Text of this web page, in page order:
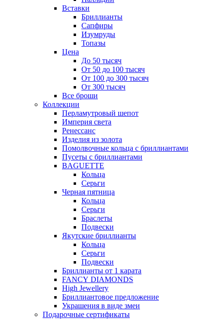
Вставки
Бриллианты
Сапфиры
Изумруды
Топазы
Цена
До 50 тысяч
От 50 до 100 тысяч
От 100 до 300 тысяч
От 300 тысяч
Все броши
Коллекции
Перламутровый шепот
Империя света
Ренессанс
Изделия из золота
Помолвочные кольца с бриллиантами
Пусеты с бриллиантами
BAGUETTE
Кольца
Серьги
Черная пятница
Кольца
Серьги
Браслеты
Подвески
Якутские бриллианты
Кольца
Серьги
Подвески
Бриллианты от 1 карата
FANCY DIAMONDS
High Jewellery
Бриллиантовое предложение
Украшения в виде змеи
Подарочные сертификаты